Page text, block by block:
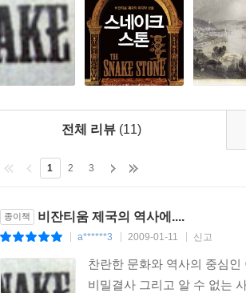
전체 리뷰 (11)
1 2 3
종이책 비잔티움 제국의 역사에....
a******3 2009-01-11 신고
찬란한 문화와 역사의 중심
비밀결사 그리고 알 수 없는